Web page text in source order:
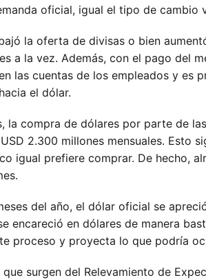
oficial, igual el tipo de cambio
la oferta de divisas o bien
a la vez. Además, con el pago del
las cuentas de los empleados y es
el dólar.
la compra de dólares por parte de
2.300 millones mensuales. Esto
igual prefiere comprar. De hecho,
del año, el dólar oficial se
encareció en dólares de manera
proceso y proyecta lo que podría
surgen del Relevamiento de